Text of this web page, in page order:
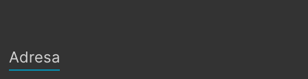
Adresa